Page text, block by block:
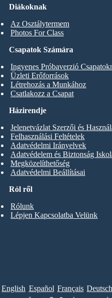
Diákoknak
Az Osztálytermem
Photos For Class
Csapatok Számára
Ingyenes Próbaverzió
Üzleti Erőforrások
Létrehozás a Munkához
Csatlakozz a Csapat
Ról ről
Rólunk
Lépjen Kapcsolatba Velünk
Házirendje
Jelenetvázlat Szerzői és
Felhasználási Feltételek
Adatvédelmi Irányelvek
Adatvédelem és Biztonság
Megközelíthetőség
Adatvédelmi Beállításai
English Español Français Deutsch